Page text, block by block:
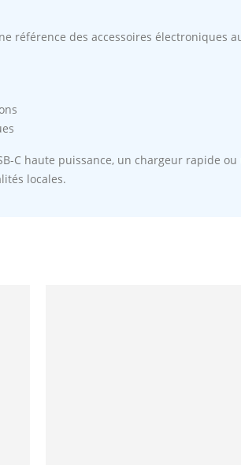
référence des accessoires électroniques
C haute puissance, un chargeur rapide
locales.